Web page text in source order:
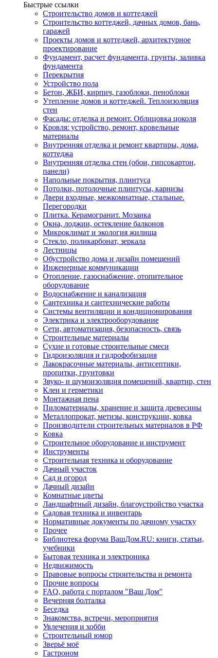
Быстрые ссылки
Строительство домов и коттеджей
Строительство коттеджей, дачных домов, бань,
гаражей
Проекты домов и коттеджей, архитектурное
проектирование
Фундамент, расчет фундамента, грунты, заливка
фундамента
Перекрытия
Устройство пола
Бетон, ЖБИ, кирпич, газоблоки, пеноблоки
Утепление домов и коттеджей. Теплоизоляция
стен
Фасады: отделка и ремонт. Облицовка цоколя
Кровля: устройство, ремонт, кровельные
материалы
Внутренняя отделка и ремонт квартиры, дома,
коттеджа
Внутренняя отделка стен (обои, гипсокартон,
панели)
Напольные покрытия, плинтуса
Потолки, потолочные плинтусы, карнизы
Двери входные, межкомнатные, стальные.
Перегородки
Плитка. Керамогранит. Мозаика
Окна, лоджии, остекление балконов
Микроклимат и экология жилища
Стекло, поликарбонат, зеркала
Лестницы
Обустройство дома и дизайн помещений
Инженерные коммуникации
Отопление, газоснабжение, отопительное
оборудование
Водоснабжение и канализация
Сантехника и сантехнические работы
Системы вентиляции и кондиционирования
Электрика и электрооборудование
Сети, автоматизация, безопасность, связь
Строительные материалы
Сухие и готовые строительные смеси
Гидроизоляция и гидрофобизация
Лакокрасочные материалы, антисептики,
пропитки, грунтовки
Звуко- и шумоизоляция помещений, квартир, стен
Клеи и герметики
Монтажная пена
Пиломатериалы, хранение и защита древесины
Металлопрокат, метизы, конструкции, ковка
Производители строительных материалов в РФ
Ковка
Строительное оборудование и инструмент
Инструменты
Строительная техника и оборудование
Дачный участок
Сад и огород
Дачный дизайн
Комнатные цветы
Ландшафтный дизайн, благоустройство участка
Садовая техника и инвентарь
Нормативные документы по дачному участку
Прочее
Библиотека форума ВашДом.RU: книги, статьи,
учебники
Бытовая техника и электроника
Недвижимость
Правовые вопросы строительства и ремонта
Прочие вопросы
FAQ, работа с порталом "Ваш Дом"
Вечерняя болталка
Беседка
Знакомства, встречи, мероприятия
Увлечения и хобби
Строительный юмор
Зверьё моё
Гастроном